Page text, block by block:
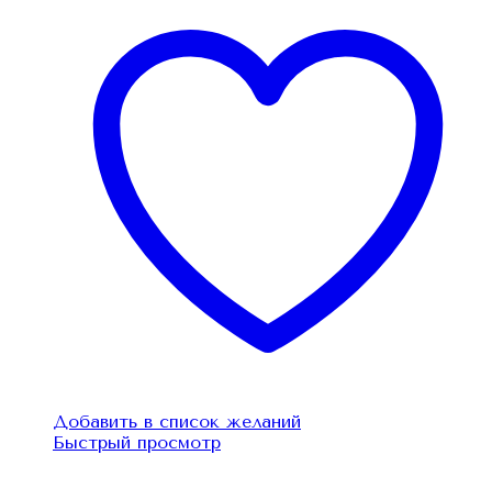
Добавить в список желаний
Быстрый просмотр